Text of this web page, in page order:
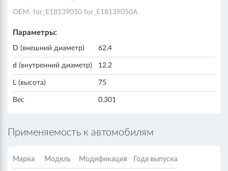
ОЕМ: for_E18139050 for_E18139050A
Параметры:
D (внешний диаметр) 62.4
d (внутренний диаметр) 12.2
L (высота) 75
Вес 0.301
Применяемость к автомобилям
Марка Модель Модификация Года выпуска